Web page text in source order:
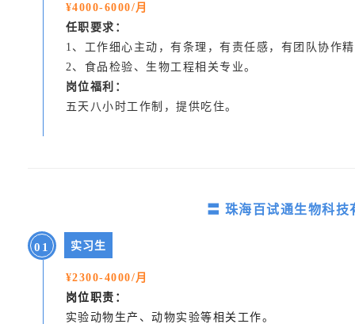
¥4000-6000/月
任职要求：
1、工作细心主动，有条理，有责任感，有团队协作
2、食品检验、生物工程相关专业。
岗位福利：
五天八小时工作制，提供吃住。
〓 珠海百试通生物科
0 1 实习生
¥2300-4000/月
岗位职责：
实验动物生产、动物实验等相关工作。